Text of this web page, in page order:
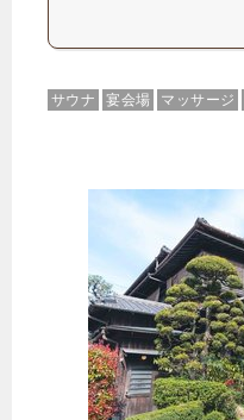
サウナ 宴会場 マッサージ